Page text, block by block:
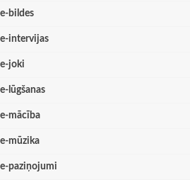
e-bildes
e-intervijas
e-joki
e-lūgšanas
e-mācība
e-mūzika
e-paziņojumi